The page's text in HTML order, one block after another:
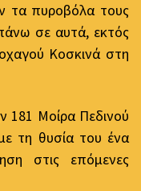
τα πυροβόλα τους
σε αυτά, εκτός
Κοσκινά στη
181 Μοίρα Πεδινού
τη θυσία του ένα
στις επόμενες